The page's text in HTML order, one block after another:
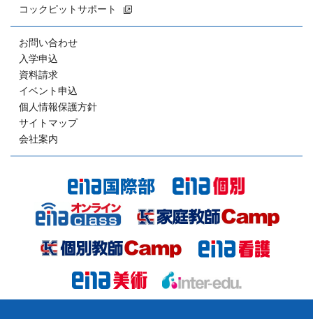
コックピットサポート
お問い合わせ
入学申込
資料請求
イベント申込
個人情報保護方針
サイトマップ
会社案内